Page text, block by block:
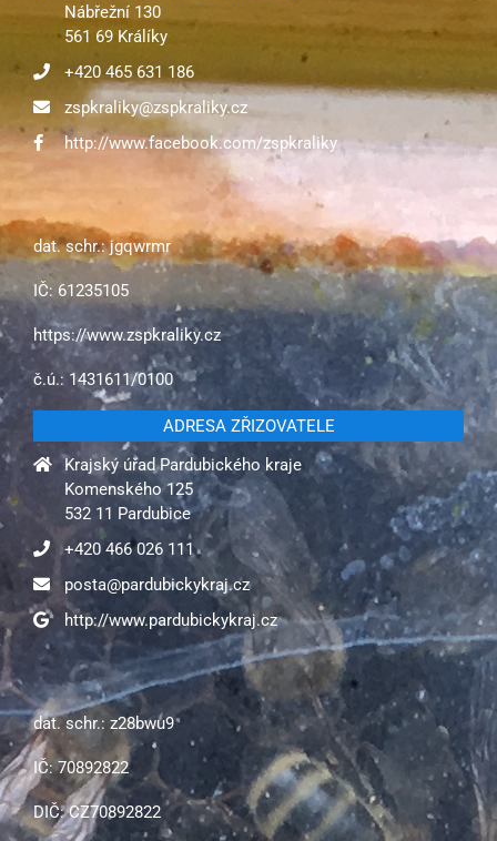
Nábřežní 130
561 69 Králíky
+420 465 631 186
zspkraliky@zspkraliky.cz
http://www.facebook.com/zspkraliky
dat. schr.: jgqwrmr
IČ: 61235105
https://www.zspkraliky.cz
č.ú.: 1431611/0100
ADRESA ZŘIZOVATELE
Krajský úřad Pardubického kraje
Komenského 125
532 11 Pardubice
+420 466 026 111
posta@pardubickykraj.cz
http://www.pardubickykraj.cz
dat. schr.: z28bwu9
IČ: 70892822
DIČ: CZ70892822